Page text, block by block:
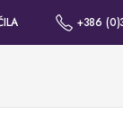
+386